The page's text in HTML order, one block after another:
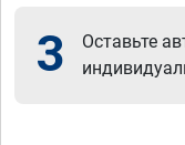
3
Оставьте